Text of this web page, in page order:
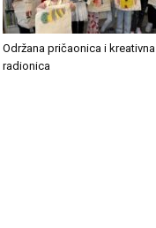
Održana pričaonica i kreativna
radionica